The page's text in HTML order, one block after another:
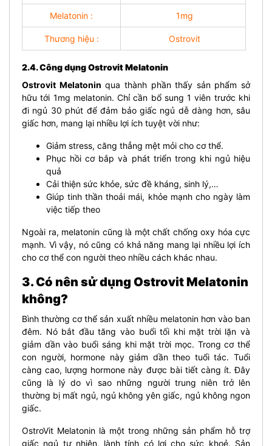
Melatonin : 1mg
Thương hiệu : Ostrovit
2.4. Công dụng Ostrovit Melatonin
Ostrovit Melatonin qua thành phần thấy sản phẩm sở
hữu tới 1mg melatonin. Chỉ cần bổ sung 1 viên trước khi
đi ngủ 30 phút để đảm bảo giấc ngủ dễ dàng hơn, sâu
giấc hơn, mang lại nhiều lợi ích tuyệt vời như:
Giảm stress, căng thẳng mệt mỏi cho cơ thể.
Phục hồi cơ bắp và phát triển trong khi ngủ hiệu
quả
Cải thiện sức khỏe, sức đề kháng, sinh lý,…
Giúp tinh thần thoải mái, khỏe mạnh cho ngày làm
việc tiếp theo
Ngoài ra, melatonin cũng là một chất chống oxy hóa cực
mạnh. Vì vậy, nó cũng có khả năng mang lại nhiều lợi ích
cho cơ thể con người theo nhiều cách khác nhau.
3. Có nên sử dụng Ostrovit Melatonin
không?
Bình thường cơ thể sản xuất nhiều melatonin hơn vào ban
đêm. Nó bắt đầu tăng vào buổi tối khi mặt trời lặn và
giảm dần vào buổi sáng khi mặt trời mọc. Trong cơ thể
con người, hormone này giảm dần theo tuổi tác. Tuổi
càng cao, lượng hormone này được bài tiết càng ít. Đây
cũng là lý do vì sao những người trung niên trở lên
thường bị mất ngủ, ngủ không yên giấc, ngủ không ngon
giấc.
OstroVit Melatonin là một trong những sản phẩm hỗ trợ
giấc ngủ tự nhiên, lành tính có lợi cho sức khoẻ. Sản